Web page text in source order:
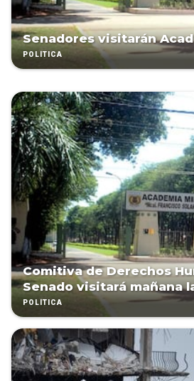
Senadores visitarán
POLÍTICA
Comitiva de Derechos
Senado visitará mañana
POLÍTICA